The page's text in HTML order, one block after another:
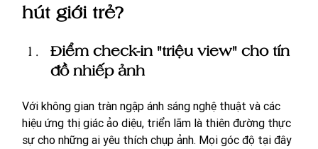
hút giới trẻ?
Điểm check-in "triệu view" cho tín
đồ nhiếp ảnh
Với không gian tràn ngập ánh sáng nghệ thuật và các
hiệu ứng thị giác ảo diệu, triển lãm là thiên đường thực
sự cho những ai yêu thích chụp ảnh. Mọi góc độ tại đây